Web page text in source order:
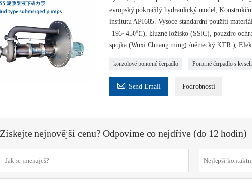
evropský pokročilý hydraulický model;
institutu API685. Vysoce standardní použití
-196~450℃), kluzné ložisko (SSIC), pouzdro
spojka (Wuxi Chuang ming) /německý KTR ),
konzolové ponorné čerpadlo Ponorné čerpadlo s
 Send Email Podrobnosti
Získejte nejnovější cenu? Odpovíme co nejdříve (do 12 hodin)